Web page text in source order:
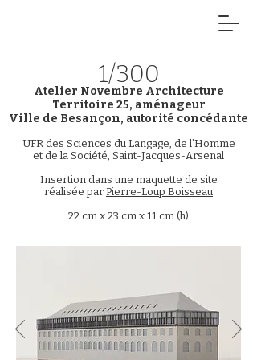
1/300
Atelier Novembre Architecture
Territoire 25, aménageur
Ville de Besançon, autorité concédante
UFR des Sciences du Langage, de l’Homme
et de la Société, Saint-Jacques-Arsenal
Insertion dans une maquette de site
réalisée par Pierre-Loup Boisseau
22 cm x 23 cm x 11 cm (h)